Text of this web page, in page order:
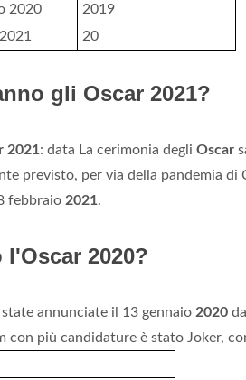
2020
2019
20
gli Oscar 2021?
2021: data La cerimonia degli Oscar
previsto, per via della pandemia
febbraio 2021.
2020?
annunciate il 13 gennaio 2020
con più candidature è stato Joker,